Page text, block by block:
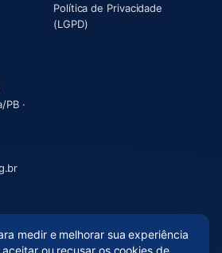
Política de Privacidade
(LGPD)
PB ·
os direitos reservados
medir e melhorar sua experiência
ou recusar os cookies de